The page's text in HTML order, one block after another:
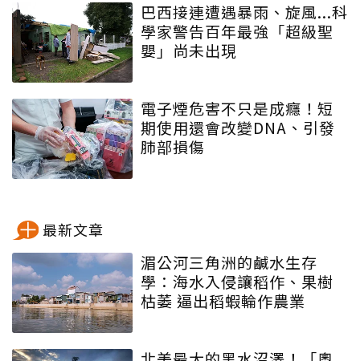
巴西接連遭遇暴雨、旋風...科
學家警告百年最強「超級聖
嬰」尚未出現
電子煙危害不只是成癮！短
期使用還會改變DNA、引發
肺部損傷
最新文章
湄公河三角洲的鹹水生存
學：海水入侵讓稻作、果樹
枯萎 逼出稻蝦輪作農業